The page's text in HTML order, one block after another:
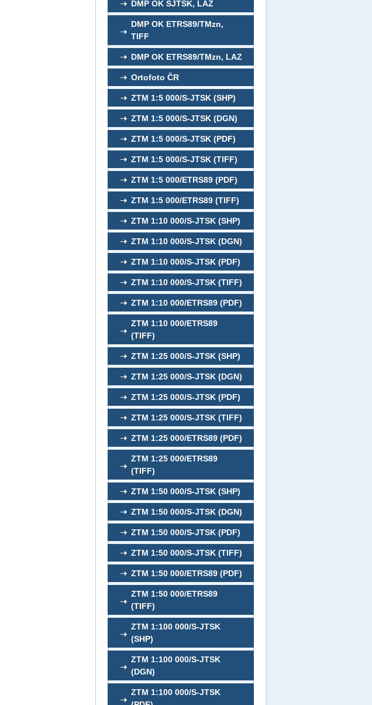
DMP OK SJTSK, LAZ
DMP OK ETRS89/TMzn,
TIFF
DMP OK ETRS89/TMzn, LAZ
Ortofoto ČR
ZTM 1:5 000/S-JTSK (SHP)
ZTM 1:5 000/S-JTSK (DGN)
ZTM 1:5 000/S-JTSK (PDF)
ZTM 1:5 000/S-JTSK (TIFF)
ZTM 1:5 000/ETRS89 (PDF)
ZTM 1:5 000/ETRS89 (TIFF)
ZTM 1:10 000/S-JTSK (SHP)
ZTM 1:10 000/S-JTSK (DGN)
ZTM 1:10 000/S-JTSK (PDF)
ZTM 1:10 000/S-JTSK (TIFF)
ZTM 1:10 000/ETRS89 (PDF)
ZTM 1:10 000/ETRS89
(TIFF)
ZTM 1:25 000/S-JTSK (SHP)
ZTM 1:25 000/S-JTSK (DGN)
ZTM 1:25 000/S-JTSK (PDF)
ZTM 1:25 000/S-JTSK (TIFF)
ZTM 1:25 000/ETRS89 (PDF)
ZTM 1:25 000/ETRS89
(TIFF)
ZTM 1:50 000/S-JTSK (SHP)
ZTM 1:50 000/S-JTSK (DGN)
ZTM 1:50 000/S-JTSK (PDF)
ZTM 1:50 000/S-JTSK (TIFF)
ZTM 1:50 000/ETRS89 (PDF)
ZTM 1:50 000/ETRS89
(TIFF)
ZTM 1:100 000/S-JTSK
(SHP)
ZTM 1:100 000/S-JTSK
(DGN)
ZTM 1:100 000/S-JTSK